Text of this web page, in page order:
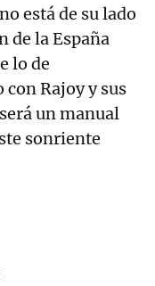
está de su lado
de la España
lo de
Rajoy y sus
un manual
sonriente